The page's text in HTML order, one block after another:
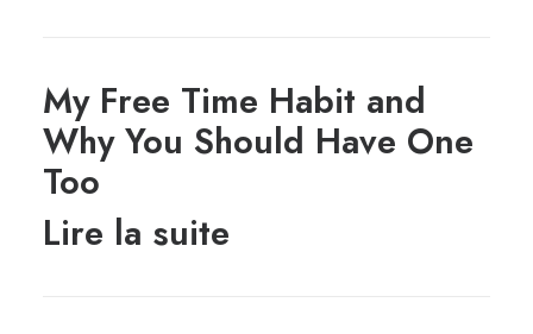
My Free Time Habit and
Why You Should Have One
Too
Lire la suite